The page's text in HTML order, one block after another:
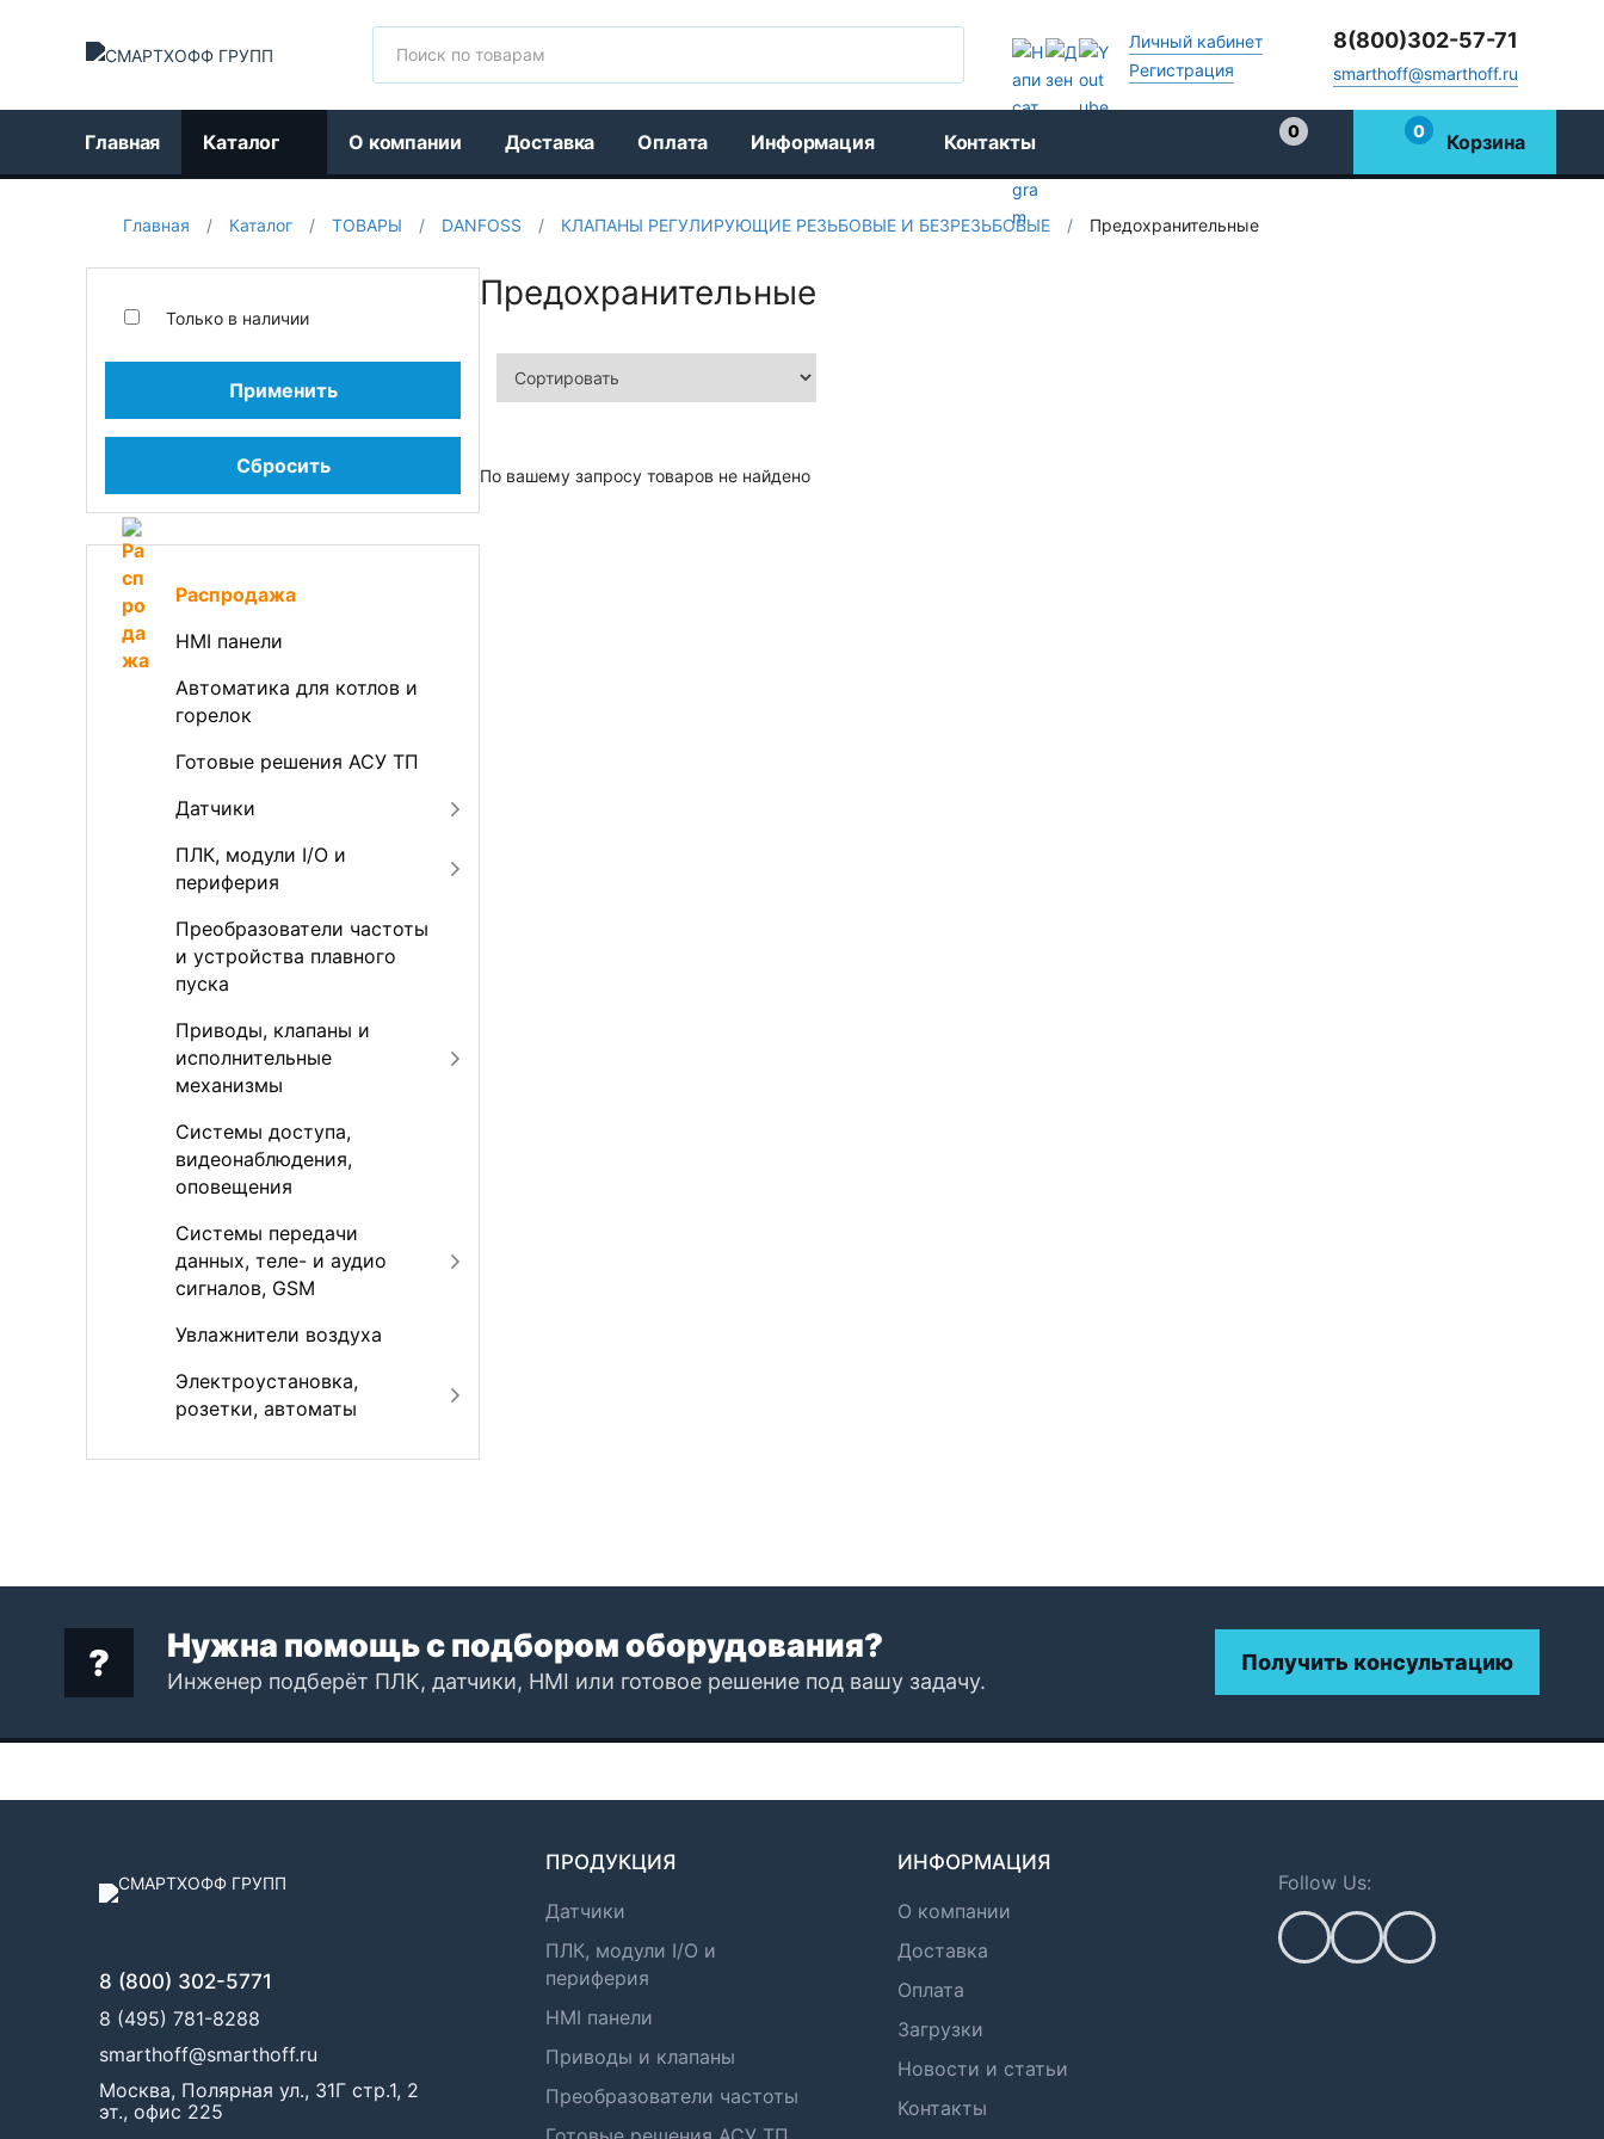
Личный кабинет
Регистрация
8(800)302-57-71
smarthoff@smarthoff.ru
Главная Каталог О компании Доставка Оплата Информация Контакты
0
0 Корзина
Главная / Каталог / ТОВАРЫ / DANFOSS / КЛАПАНЫ РЕГУЛИРУЮЩИЕ РЕЗЬБОВЫЕ И БЕЗРЕЗЬБОВЫЕ / Предохранительные
Только в наличии
Применить
Сбросить
Распродажа
HMI панели
Автоматика для котлов и
горелок
Готовые решения АСУ ТП
Датчики
ПЛК, модули I/O и
периферия
Преобразователи частоты
и устройства плавного
пуска
Приводы, клапаны и
исполнительные
механизмы
Системы доступа,
видеонаблюдения,
оповещения
Системы передачи
данных, теле- и аудио
сигналов, GSM
Увлажнители воздуха
Электроустановка,
розетки, автоматы
Предохранительные
По вашему запросу товаров не найдено
Нужна помощь с подбором оборудования?
Инженер подберёт ПЛК, датчики, HMI или готовое решение под вашу задачу.
Получить консультацию
8 (800) 302-5771
8 (495) 781-8288
smarthoff@smarthoff.ru
Москва, Полярная ул., 31Г стр.1, 2
эт., офис 225
ПРОДУКЦИЯ
Датчики
ПЛК, модули I/O и
периферия
HMI панели
Приводы и клапаны
Преобразователи частоты
ИНФОРМАЦИЯ
О компании
Доставка
Оплата
Загрузки
Новости и статьи
Контакты
Follow Us: